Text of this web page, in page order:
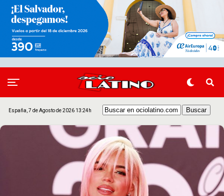
España, 7 de Agosto de 2026 13:24h